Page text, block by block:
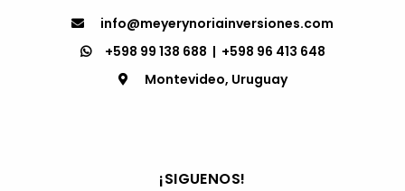
info@meyerynoriainversiones.com
+598 99 138 688 | +598 96 413 648
Montevideo, Uruguay
¡SIGUENOS!